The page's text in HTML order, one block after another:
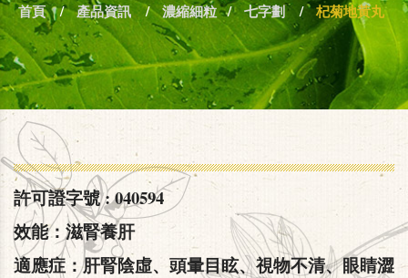
首頁 產品資訊 濃縮細粒 七字劃 杞菊地黃丸
許可證字號 : 040594
效能：滋腎養肝
適應症：肝腎陰虛、頭暈目眩、視物不清、眼睛澀